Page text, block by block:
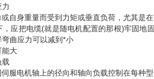
自身重量而受到力矩或垂直负荷，尤其是
应把电缆(就是随电机配置的那根)牢固地
曲应力可以减到*小
能大
载
服电机轴上的径向和轴向负载控制在每种